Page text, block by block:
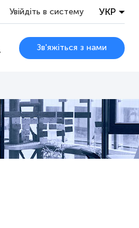
Увійдіть в систему УКР
Зв'яжіться з нами